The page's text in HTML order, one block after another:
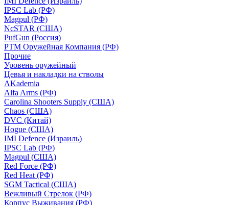
IPSC Lab (РФ)
Magpul (РФ)
NcSTAR (США)
PufGun (Россия)
РТМ Оружейная Компания (РФ)
Прочие
Уровень оружейный
Цевья и накладки на стволы
AKademia
Alfa Arms (РФ)
Carolina Shooters Supply (США)
Chaos (США)
DVC (Китай)
Hogue (США)
IMI Defence (Израиль)
IPSC Lab (РФ)
Magpul (США)
Red Force (РФ)
Red Heat (РФ)
SGM Tactical (США)
Вежливый Стрелок (РФ)
Корпус Выживания (РФ)